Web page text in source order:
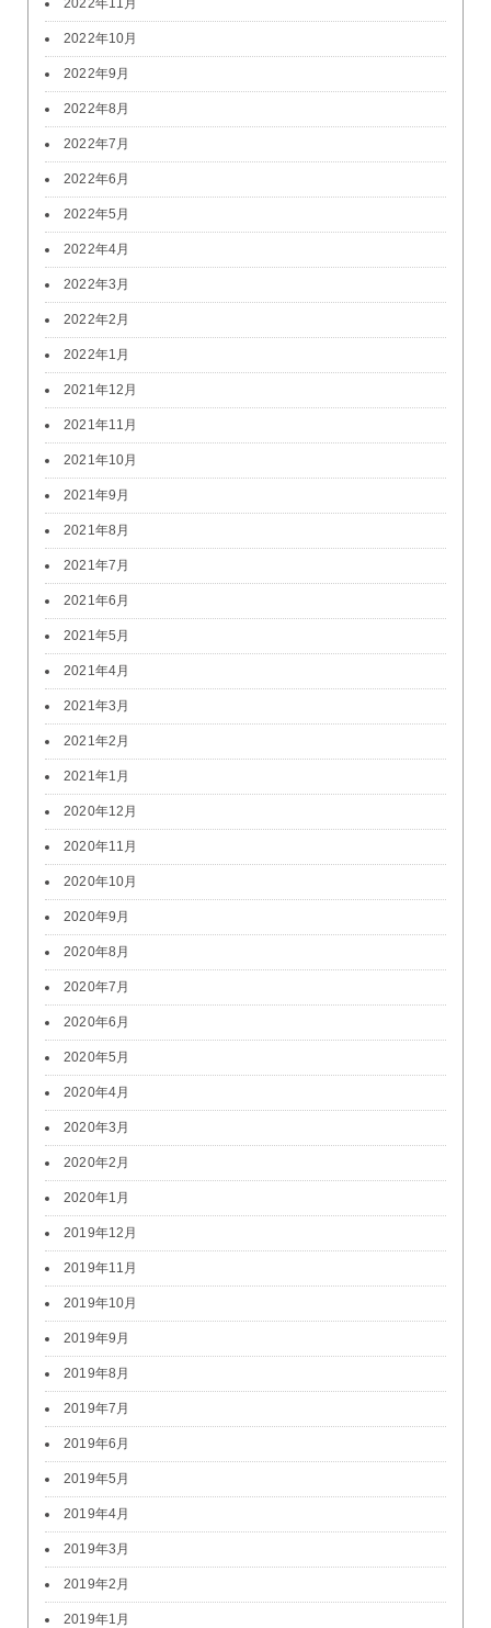
2022年11月
2022年10月
2022年9月
2022年8月
2022年7月
2022年6月
2022年5月
2022年4月
2022年3月
2022年2月
2022年1月
2021年12月
2021年11月
2021年10月
2021年9月
2021年8月
2021年7月
2021年6月
2021年5月
2021年4月
2021年3月
2021年2月
2021年1月
2020年12月
2020年11月
2020年10月
2020年9月
2020年8月
2020年7月
2020年6月
2020年5月
2020年4月
2020年3月
2020年2月
2020年1月
2019年12月
2019年11月
2019年10月
2019年9月
2019年8月
2019年7月
2019年6月
2019年5月
2019年4月
2019年3月
2019年2月
2019年1月